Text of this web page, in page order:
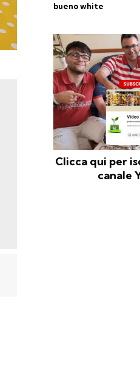
bueno white
Clicca qui per
canale